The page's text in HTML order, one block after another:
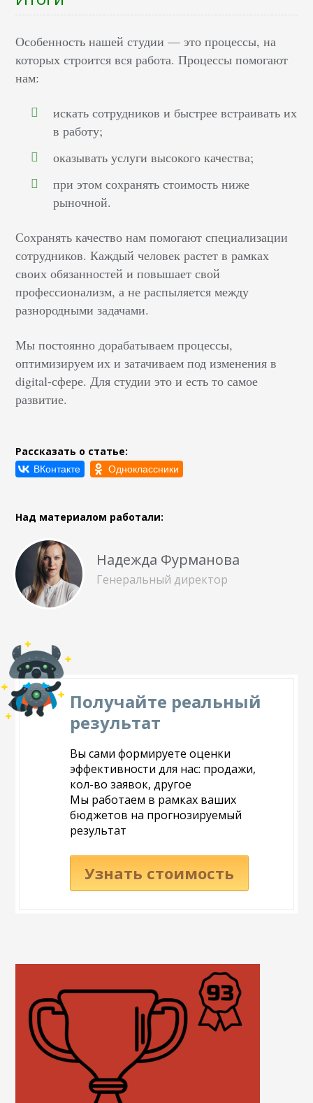
Особенность нашей студии — это процессы, на
которых строится вся работа. Процессы помогают
нам:
искать сотрудников и быстрее встраивать их
в работу;
оказывать услуги высокого качества;
при этом сохранять стоимость ниже
рыночной.
Сохранять качество нам помогают специализации
сотрудников. Каждый человек растет в рамках
своих обязанностей и повышает свой
профессионализм, а не распыляется между
разнородными задачами.
Мы постоянно дорабатываем процессы,
оптимизируем их и затачиваем под изменения в
digital-сфере. Для студии это и есть то самое
развитие.
Рассказать о статье:
Над материалом работали:
Надежда Фурманова
Генеральный директор
Получайте реальный
результат
Вы сами формируете оценки
эффективности для нас: продажи,
кол-во заявок, другое
Мы работаем в рамках ваших
бюджетов на прогнозируемый
результат
Узнать стоимость